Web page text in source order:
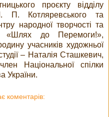
проєкту відділу
П. Котляревського та
народної творчості та
«Шлях до Перемоги!»,
учасників художньої
– Наталія Сташкевич,
Національної спілки
України.
коментарів: